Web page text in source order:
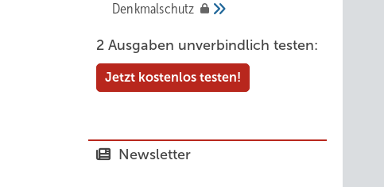
Denkmalschutz
2 Ausgaben unverbindlich testen:
Jetzt kostenlos testen!
Newsletter